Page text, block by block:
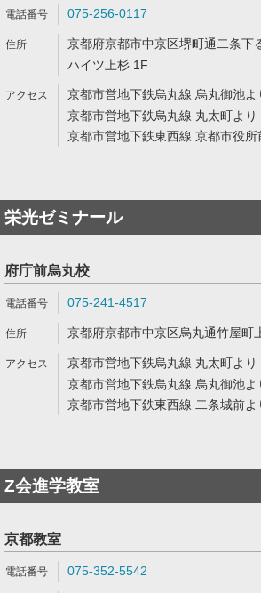
075-256-0117
京都府京都市中京区堺町通二条下
ハイツ上杉 1F
京都市営地下鉄烏丸線 烏丸御池
京都市営地下鉄烏丸線 丸太町よ
京都市営地下鉄東西線 京都市役
栄光ゼミナール
府庁前烏丸校
075-241-4517
京都府京都市中京区烏丸通竹屋町
京都市営地下鉄烏丸線 丸太町よ
京都市営地下鉄烏丸線 烏丸御池
京都市営地下鉄東西線 二条城前
Z会進学教室
京都教室
075-352-5542